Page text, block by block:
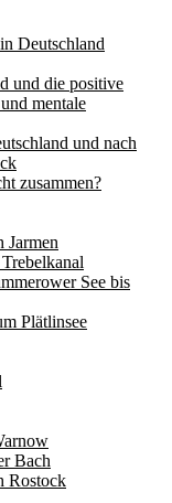
Deutschland
und die positive
mentale
und nach
zusammen?
Jarmen
See bis
Plätlinsee
Bach
Rostock